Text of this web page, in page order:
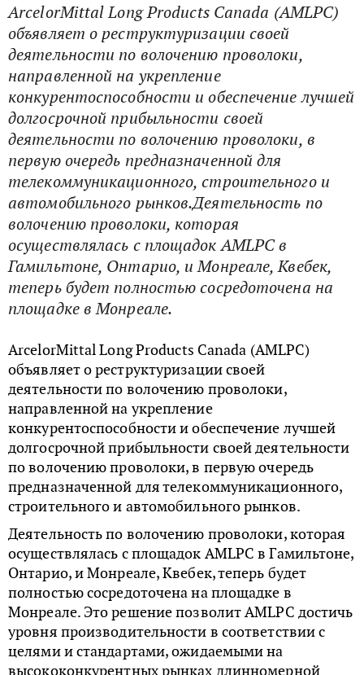
ArcelorMittal Long Products Canada (AMLPC)
объявляет о реструктуризации своей
деятельности по волочению проволоки,
направленной на укрепление
конкурентоспособности и обеспечение лучшей
долгосрочной прибыльности своей
деятельности по волочению проволоки, в
первую очередь предназначенной для
телекоммуникационного, строительного и
автомобильного рынков.Деятельность по
волочению проволоки, которая
осуществлялась с площадок AMLPC в
Гамильтоне, Онтарио, и Монреале, Квебек,
теперь будет полностью сосредоточена на
площадке в Монреале.
ArcelorMittal Long Products Canada (AMLPC)
объявляет о реструктуризации своей
деятельности по волочению проволоки,
направленной на укрепление
конкурентоспособности и обеспечение лучшей
долгосрочной прибыльности своей деятельности
по волочению проволоки, в первую очередь
предназначенной для телекоммуникационного,
строительного и автомобильного рынков.
Деятельность по волочению проволоки, которая
осуществлялась с площадок AMLPC в Гамильтоне,
Онтарио, и Монреале, Квебек, теперь будет
полностью сосредоточена на площадке в
Монреале. Это решение позволит AMLPC достичь
уровня производительности в соответствии с
целями и стандартами, ожидаемыми на
высококонкурентных рынках длинномерной